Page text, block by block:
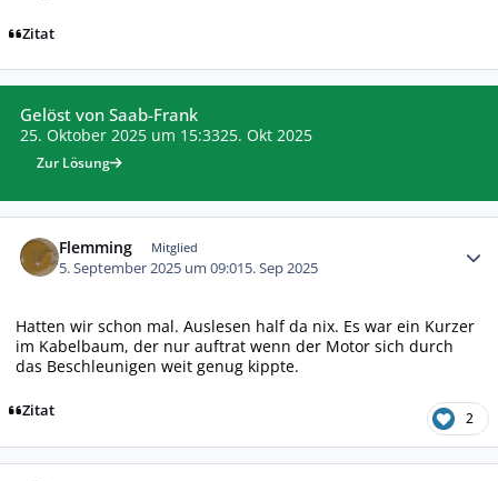
Zitat
Gelöst von Saab-Frank
25. Oktober 2025 um 15:3325. Okt 2025
Zur Lösung
Flemming Mitglied
5. September 2025 um 09:015. Sep 2025
Hatten wir schon mal. Auslesen half da nix. Es war ein Kurzer
im Kabelbaum, der nur auftrat wenn der Motor sich durch
das Beschleunigen weit genug kippte.
Zitat 2